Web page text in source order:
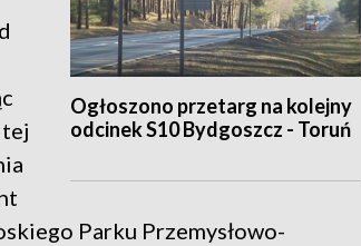
Ogłoszono przetarg na kolejny
odcinek S10 Bydgoszcz - Toruń
tej
Parku Przemysłowo-